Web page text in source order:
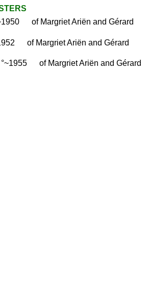
of Margriet Ariën and Gérard
of Margriet Ariën and Gérard
°~1955 of Margriet Ariën and Gérard